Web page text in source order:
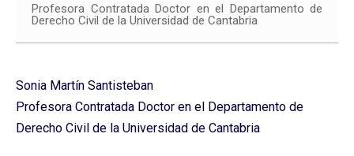
Profesora Contratada Doctor en el Departamento de
Derecho Civil de la Universidad de Cantabria
Sonia Martín Santisteban
Profesora Contratada Doctor en el Departamento de
Derecho Civil de la Universidad de Cantabria